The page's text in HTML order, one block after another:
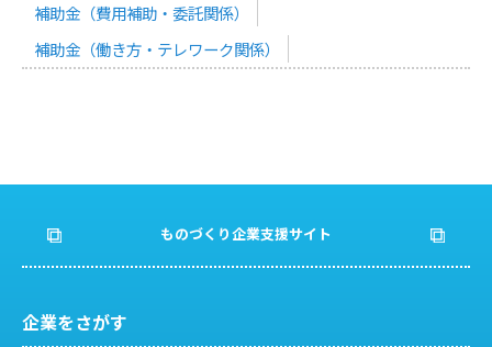
補助金（費用補助・委託関係）
補助金（働き方・テレワーク関係）
ものづくり企業支援サイト
企業をさがす